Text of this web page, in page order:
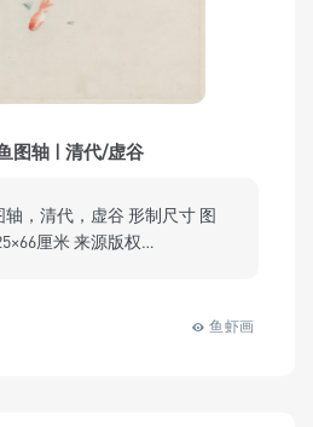
图轴 | 清代/虚谷
，清代，虚谷 形制尺寸 图
厘米 来源版权…
鱼虾画